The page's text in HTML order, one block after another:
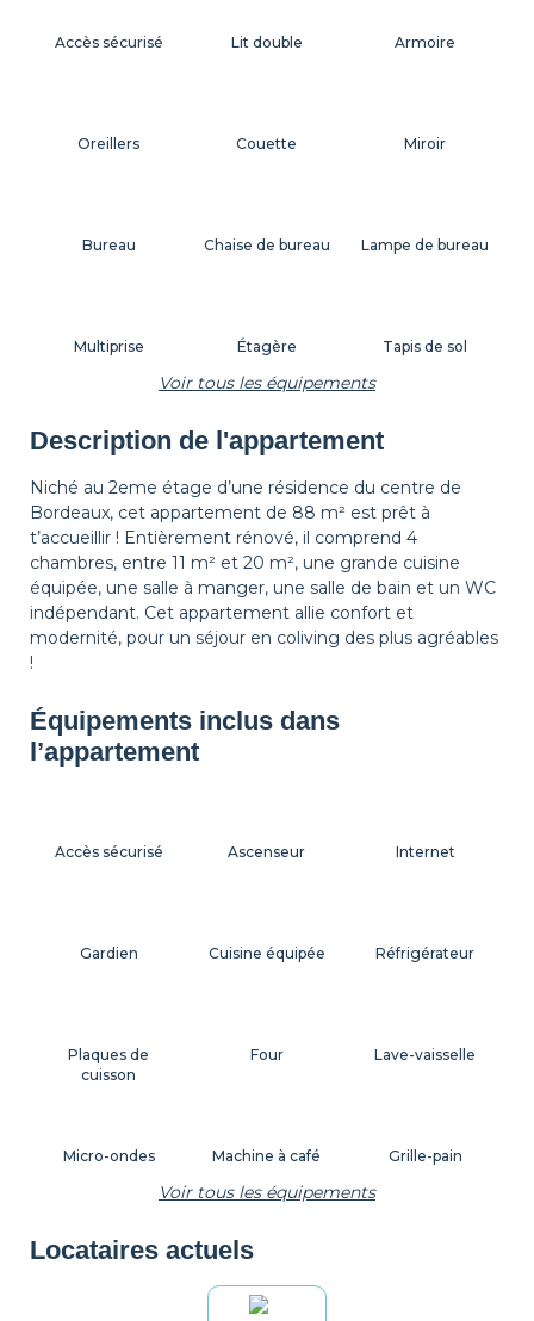
Lampe de bureau
Corbeille à papier
Rideaux
Multiprise
Décorations
Volets
Oreillers Couette
Bureau
Armoire
Étagère
Table de chevet Lampe de chevet
Tapis de sol
Miroir
Chaise de bureau
Accès sécurisé Lit double
Voir tous les équipements
Description de l'appartement
Niché au 2eme étage d’une résidence du centre de
Bordeaux, cet appartement de 88 m² est prêt à
t’accueillir ! Entièrement rénové, il comprend 4
chambres, entre 11 m² et 20 m², une grande cuisine
équipée, une salle à manger, une salle de bain et un WC
indépendant. Cet appartement allie confort et
modernité, pour un séjour en coliving des plus agréables
!
Équipements inclus dans
l’appartement
Internet
Cuisine équipée
Vaisselle
Réfrigérateur
Micro-ondes
Four
Plaques de
cuisson
Machine à café
Bouilloire
Grille-pain
Accès sécurisé
Lave-vaisselle
Ascenseur
Gardien
Voir tous les équipements
Locataires actuels